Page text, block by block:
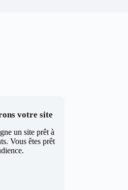
votre site
un site prêt à
Vous êtes prêt